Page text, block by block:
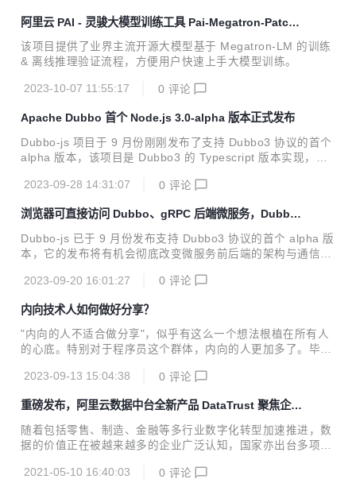
阿里云 PAI - 灵骏大模型训练工具 Pai-Megatron-Patch
正式开源
该项目提供了业界主流开源大模型基于 Megatron-LM 的训练
& 离线推理验证流程，方便用户快速上手大模型训练。
2023-10-07 11:55:17 0 评论
Apache Dubbo 首个 Node.js 3.0-alpha 版本正式发布
Dubbo-js 项目于 9 月份刚刚发布了支持 Dubbo3 协议的首个
alpha 版本，该项目是 Dubbo3 的 Typescript 版本实现，提
2023-09-28 14:31:07
0 评论
浏览器可直接访问 Dubbo、gRPC 后端微服务，Dubbo-
js 首个 alpha 版本来了！
Dubbo-js 已于 9 月份发布支持 Dubbo3 协议的首个 alpha 版
本，它的发布将有机会彻底改变微服务前后端的架构与通信模
o、gRPC 服务。
2023-09-20 16:01:27 0 评论
内向技术人如何做好分享？
"内向的人不适合做分享"，似乎有这么一个想法根植在所有人
的心底。特别对于程序员这个群体，内向的人更加多了。毕
因为不太喜欢和人打交道。但是经过这些年的实践，我逐渐发
当好的分享的。
2023-09-13 15:04:38 0 评论
重磅发布，阿里云数据中台全新产品 DataTrust 聚焦企业
数据安全保障
随着包括零售、制造、金融等多行业数字化转型加速推进，数
据的价值正在被越来越多的企业广泛认知，国家亦出台多项政
整合、应用于安全管理，提升数据资源价值。 同时，面对持续
2021-05-10 16:40:03 0 评论